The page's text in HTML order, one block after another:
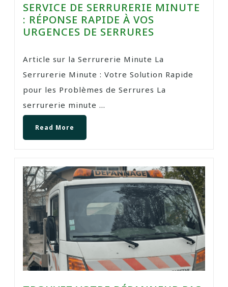
SERVICE DE SERRURERIE MINUTE
: RÉPONSE RAPIDE À VOS
URGENCES DE SERRURES
Article sur la Serrurerie Minute La
Serrurerie Minute : Votre Solution Rapide
pour les Problèmes de Serrures La
serrurerie minute ...
Read More